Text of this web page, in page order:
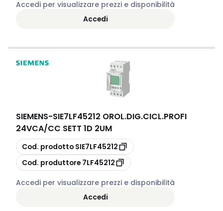
Accedi per visualizzare prezzi e disponibilità
Accedi
SIEMENS-SIE7LF45212 OROL.DIG.CICL.PROFI
24VCA/CC SETT 1D 2UM
copia
Cod. prodotto SIE7LF45212
copia
Cod. produttore 7LF45212
Accedi per visualizzare prezzi e disponibilità
Accedi